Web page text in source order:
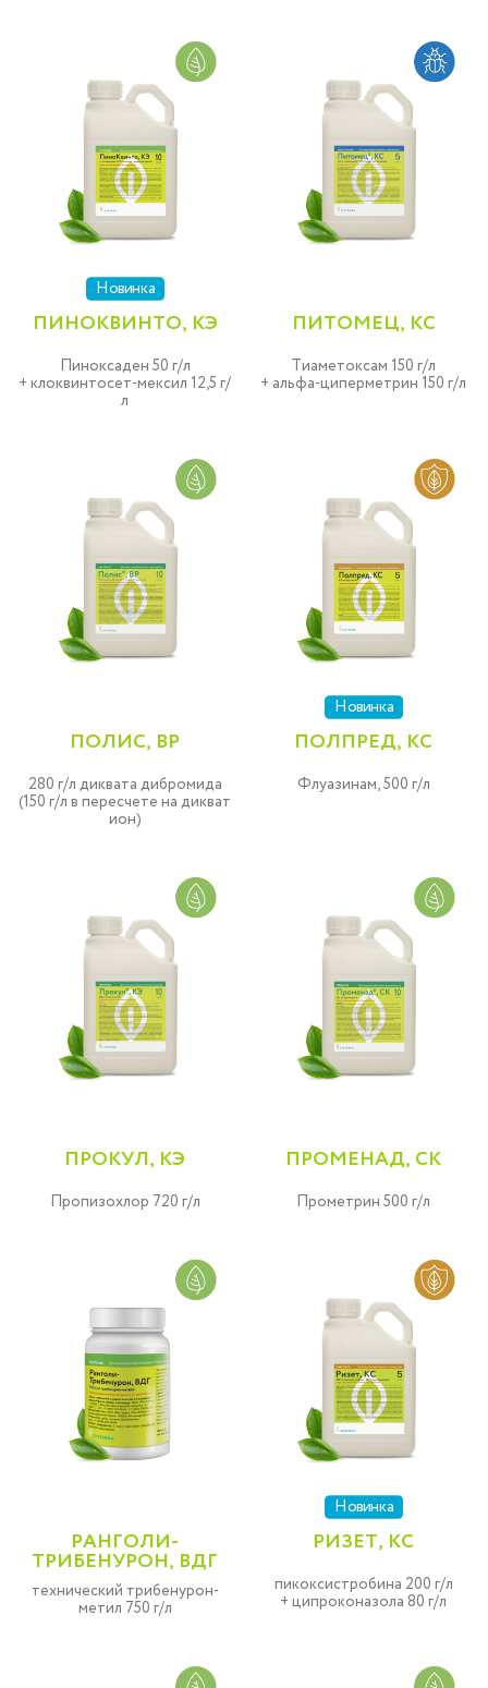
Новинка
ПИНОКВИНТО, КЭ
Пиноксаден 50 г/л
+ клоквинтосет-мексил 12,5 г/
л
ПИТОМЕЦ, КС
Тиаметоксам 150 г/л
+ альфа-циперметрин 150 г/л
ПОЛИС, ВР
280 г/л диквата дибромида
(150 г/л в пересчете на дикват
ион)
Новинка
ПОЛПРЕД, КС
Флуазинам, 500 г/л
ПРОКУЛ, КЭ
Пропизохлор 720 г/л
ПРОМЕНАД, СК
Прометрин 500 г/л
РАНГОЛИ-
ТРИБЕНУРОН, ВДГ
технический трибенурон-
метил 750 г/л
Новинка
РИЗЕТ, КС
пикоксистробина 200 г/л
+ ципроконазола 80 г/л